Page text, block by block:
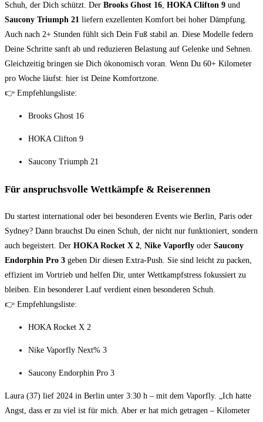
Schuh, der Dich schützt. Der Brooks Ghost 16, HOKA Clifton 9 und
Saucony Triumph 21 liefern exzellenten Komfort bei hoher Dämpfung.
Auch nach 2+ Stunden fühlt sich Dein Fuß stabil an. Diese Modelle federn
Deine Schritte sanft ab und reduzieren Belastung auf Gelenke und Sehnen.
Gleichzeitig bringen sie Dich ökonomisch voran. Wenn Du 60+ Kilometer
pro Woche läufst: hier ist Deine Komfortzone.
👉 Empfehlungsliste:
Brooks Ghost 16
HOKA Clifton 9
Saucony Triumph 21
Für anspruchsvolle Wettkämpfe & Reiserennen
Du startest international oder bei besonderen Events wie Berlin, Paris oder
Sydney? Dann brauchst Du einen Schuh, der nicht nur funktioniert, sondern
auch begeistert. Der HOKA Rocket X 2, Nike Vaporfly oder Saucony
Endorphin Pro 3 geben Dir diesen Extra-Push. Sie sind leicht zu packen,
effizient im Vortrieb und helfen Dir, unter Wettkampfstress fokussiert zu
bleiben. Ein besonderer Lauf verdient einen besonderen Schuh.
👉 Empfehlungsliste:
HOKA Rocket X 2
Nike Vaporfly Next% 3
Saucony Endorphin Pro 3
Laura (37) lief 2024 in Berlin unter 3:30 h – mit dem Vaporfly. „Ich hatte
Angst, dass er zu viel ist für mich. Aber er hat mich getragen – Kilometer